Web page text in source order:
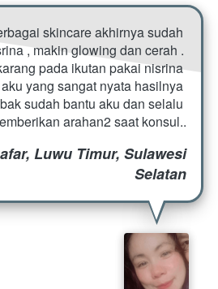
skincare akhirnya sudah
, makin glowing dan cerah .
pada ikutan pakai nisrina
yang sangat nyata hasilnya
sudah bantu aku dan selalu
arahan2 saat konsul..
Luwu Timur, Sulawesi
Selatan